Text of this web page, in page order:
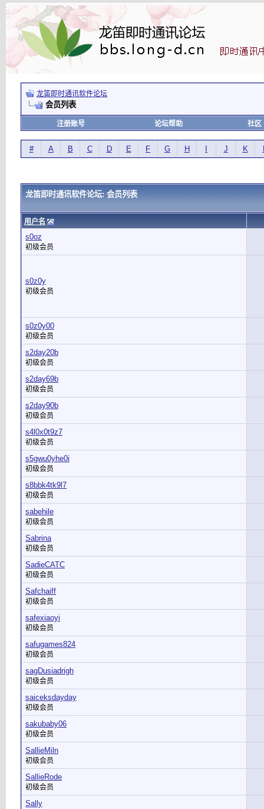
龙笛即时通讯软件论坛
会员列表
注册账号 论坛帮助 社区
# A B C D E F G H J K
龙笛即时通讯软件论坛: 会员列表
用户名
s0oz
初级会员
s0z0y
初级会员
s0z0y00
初级会员
s2day20b
初级会员
s2day69b
初级会员
s2day90b
初级会员
s4l0x0t9z7
初级会员
s5gwu0yhe0i
初级会员
s8bbk4tk9l7
初级会员
sabehile
初级会员
Sabrina
初级会员
SadieCATC
初级会员
Safchaiff
初级会员
safexiaoyi
初级会员
safugames824
初级会员
sagDusiadrigh
初级会员
saiceksdayday
初级会员
sakubaby06
初级会员
SallieMiln
初级会员
SallieRode
初级会员
Sally